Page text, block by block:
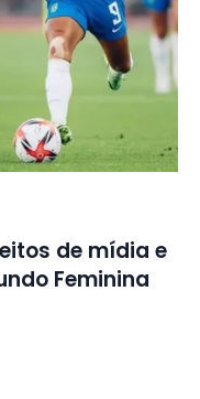
de mídia e
Feminina